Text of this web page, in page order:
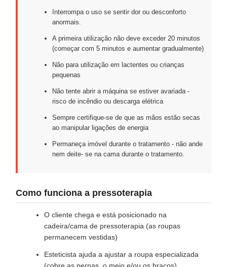
Interrompa o uso se sentir dor ou desconforto
anormais.
A primeira utilização não deve exceder 20 minutos
(começar com 5 minutos e aumentar gradualmente)
Não para utilização em lactentes ou crianças
pequenas
Não tente abrir a máquina se estiver avariada -
risco de incêndio ou descarga elétrica
Sempre certifique-se de que as mãos estão secas
ao manipular ligações de energia
Permaneça imóvel durante o tratamento - não ande
nem deite- se na cama durante o tratamento.
Como funciona a pressoterapia
O cliente chega e está posicionado na
cadeira/cama de pressoterapia (as roupas
permanecem vestidas)
Esteticista ajuda a ajustar a roupa especializada